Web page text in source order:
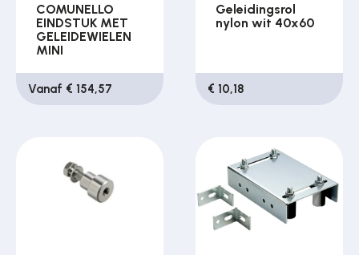
COMUNELLO
EINDSTUK MET
GELEIDEWIELEN
MINI
Vanaf € 154,57
Geleidingsrol
nylon wit 40x60
€ 10,18